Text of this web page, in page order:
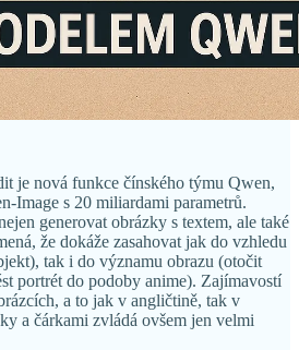
je nová funkce čínského týmu Qwen,
Image s 20 miliardami parametrů.
generovat obrázky s textem, ale také
že dokáže zasahovat jak do vzhledu
tak i do významu obrazu (otočit
portrét do podoby anime). Zajímavostí
a to jak v angličtině, tak v
a čárkami zvládá ovšem jen velmi